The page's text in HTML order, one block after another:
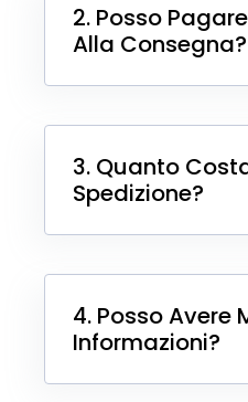
2. Posso
Alla Consegna?
3. Quanto
Spedizione?
4. Posso Avere
Informazioni?